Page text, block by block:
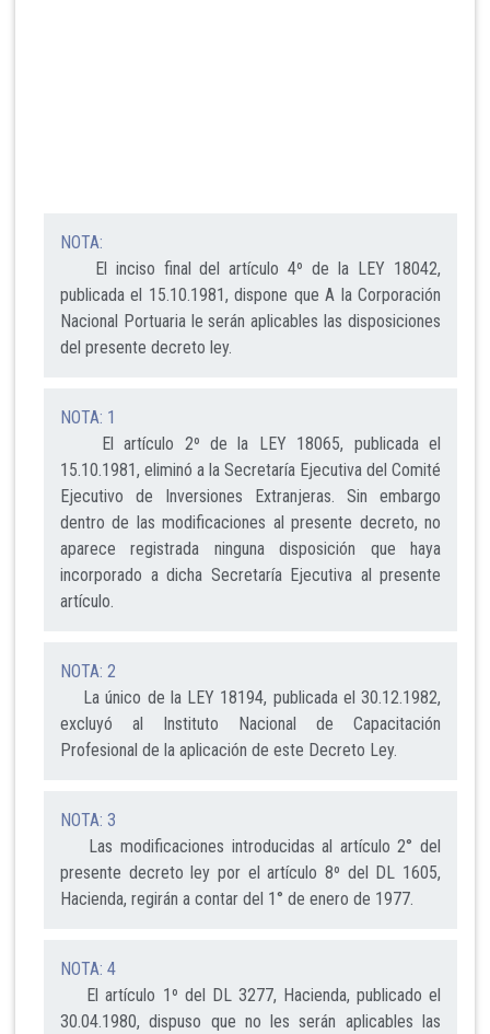
NOTA:
El inciso final del artículo 4º de la LEY 18042,
publicada el 15.10.1981, dispone que A la Corporación
Nacional Portuaria le serán aplicables las disposiciones
del presente decreto ley.
NOTA: 1
El artículo 2º de la LEY 18065, publicada el
15.10.1981, eliminó a la Secretaría Ejecutiva del Comité
Ejecutivo de Inversiones Extranjeras. Sin embargo
dentro de las modificaciones al presente decreto, no
aparece registrada ninguna disposición que haya
incorporado a dicha Secretaría Ejecutiva al presente
artículo.
NOTA: 2
La único de la LEY 18194, publicada el 30.12.1982,
excluyó al Instituto Nacional de Capacitación
Profesional de la aplicación de este Decreto Ley.
NOTA: 3
Las modificaciones introducidas al artículo 2° del
presente decreto ley por el artículo 8º del DL 1605,
Hacienda, regirán a contar del 1° de enero de 1977.
NOTA: 4
El artículo 1º del DL 3277, Hacienda, publicado el
30.04.1980, dispuso que no les serán aplicables las